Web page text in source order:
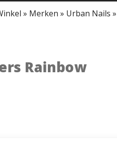
» Merken » Urban Nails »
Rainbow